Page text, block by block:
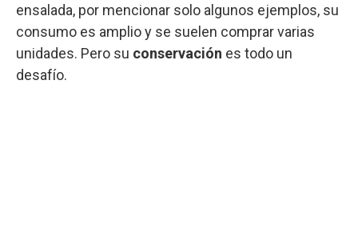
ensalada, por mencionar solo algunos ejemplos, su
consumo es amplio y se suelen comprar varias
unidades. Pero su conservación es todo un
desafío.